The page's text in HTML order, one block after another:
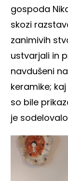
gospoda
skozi
zanimivih
ustvarjali in
navdušeni
keramike;
so bile
je